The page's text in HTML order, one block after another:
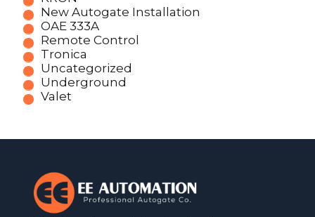
New Autogate Installation
OAE 333A
Remote Control
Tronica
Uncategorized
Underground
Valet